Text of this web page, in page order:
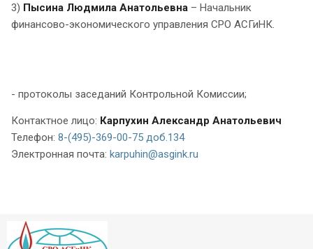
3) Пысина Людмила Анатольевна – Начальник
финансово-экономического управления СРО АСГиНК.
- протоколы заседаний Контрольной Комиссии;
Контактное лицо: Карпухин Александр Анатольевич
Телефон: 8-(495)-369-00-75 доб.134
Электронная почта: karpuhin@asgink.ru